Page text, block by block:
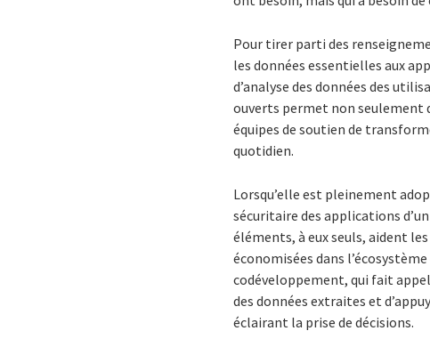
Pour tirer parti des
les données essentielles aux
d’analyse des données des
ouverts permet non seulement
équipes de soutien de
quotidien.
Lorsqu’elle est pleinement
sécuritaire des applications
éléments, à eux seuls, aident
économisées dans
codéveloppement, qui fait
des données extraites et
éclairant la prise de décisions.